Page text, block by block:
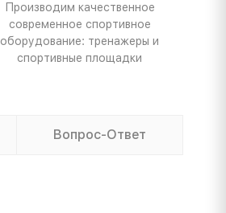
Производим качественное
современное спортивное
оборудование: тренажеры и
спортивные площадки
Вопрос-Ответ